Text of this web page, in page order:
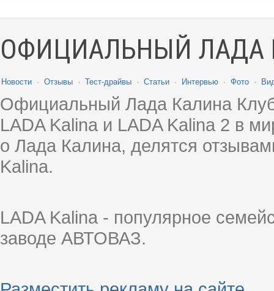
ОФИЦИАЛЬНЫЙ ЛАДА
Новости · Отзывы · Тест-драйвы · Статьи · Интервью · Фото ·
Официальный Лада Калина
LADA Kalina и LADA Kalina 2 в
о Лада Калина, делятся
Kalina.
LADA Kalina - популярное
заводе АВТОВАЗ.